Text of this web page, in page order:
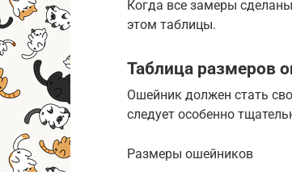
Когда все замеры
этом таблицы.
Таблица размеров
Ошейник должен стать
следует особенно
Размеры ошейников